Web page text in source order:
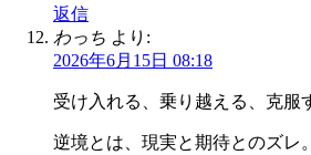
返信
わっち より:
2026年6月15日 08:18
受け入れる、乗り越える、克服
逆境とは、現実と期待とのズレ。